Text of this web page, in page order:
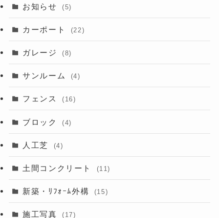
お知らせ (5)
カーポート (22)
ガレージ (8)
サンルーム (4)
フェンス (16)
ブロック (4)
人工芝 (4)
土間コンクリート (11)
新築・ﾘﾌｫｰﾑ外構 (15)
施工写真 (17)